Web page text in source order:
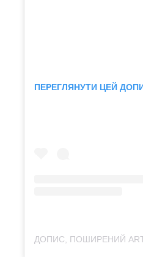
ПЕРЕГЛЯНУТИ ЦЕЙ